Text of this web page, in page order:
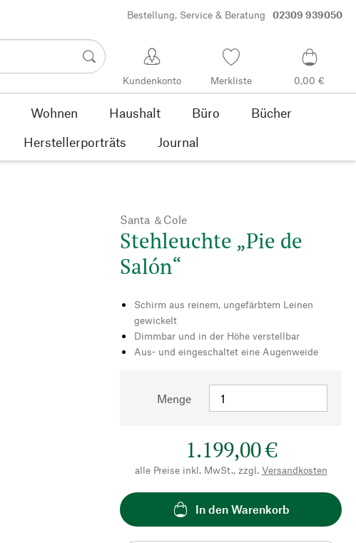
Bestellung, Service & Beratung 02309 939050
Kundenkonto Merkliste 0,00 €
Wohnen Haushalt Büro
Bücher
Herstellerporträts Journal
Santa ＆Cole
Stehleuchte „Pie de
Salón“
Schirm aus reinem, ungefärbtem Leinen
gewickelt
Dimmbar und in der Höhe verstellbar
Aus- und eingeschaltet eine Augenweide
Menge
1.199,00 €
alle Preise inkl. MwSt., zzgl. Versandkosten
In den Warenkorb